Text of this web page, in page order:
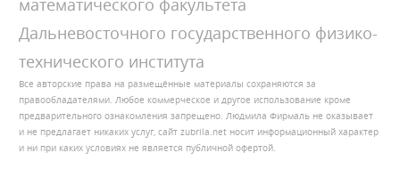
математического факультета
Дальневосточного государственного физико-
технического института
Все авторские права на размещённые материалы сохраняются за
правообладателями. Любое коммерческое и другое использование кроме
предварительного ознакомления запрещено. Людмила Фирмаль не оказывает
и не предлагает никаких услуг, сайт zubrila.net носит информационный характер
и ни при каких условиях не является публичной офертой.